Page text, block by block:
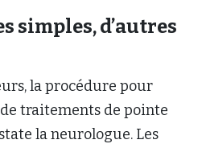
simples, d’autres
la procédure pour
traitements de pointe
la neurologue. Les